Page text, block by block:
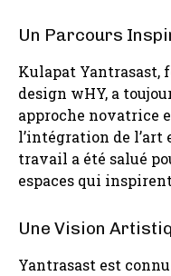
Un Parcours
Kulapat Yantrasast,
design wHY, a
approche novatrice
l’intégration de l’art
travail a été salué
espaces qui
Une Vision
Yantrasast est